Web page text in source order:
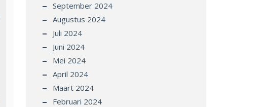
September 2024
Augustus 2024
Juli 2024
Juni 2024
Mei 2024
April 2024
Maart 2024
Februari 2024